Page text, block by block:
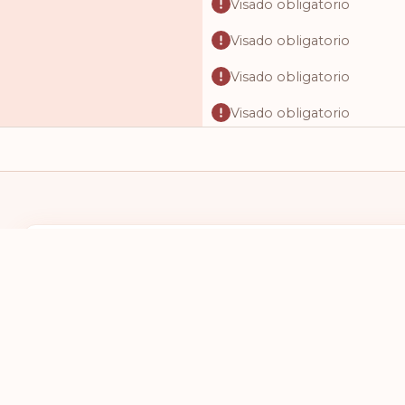
Visado obligatorio
Visado obligatorio
Visado obligatorio
Visado obligatorio